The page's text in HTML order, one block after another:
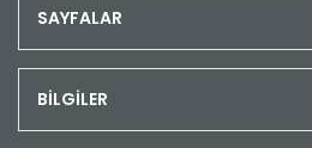
SAYFALAR
BİLGİLER